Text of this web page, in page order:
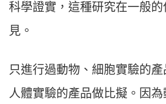
科學證實，這種研究在一般
見。
只進行過動物、細胞實驗的
人體實驗的產品做比擬。因